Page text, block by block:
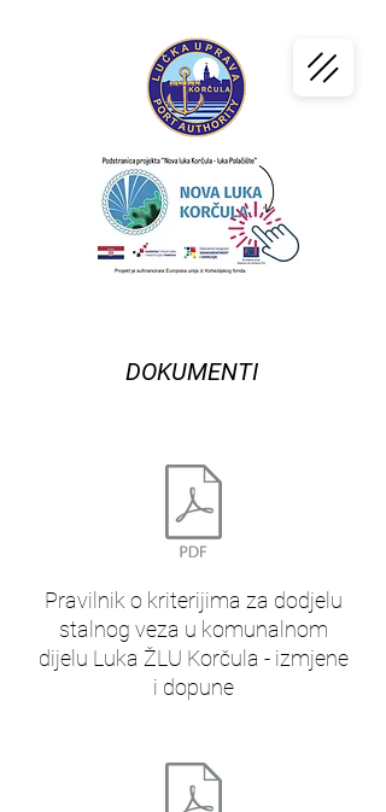
PORTKORČULA
DOKUMENTI
Pravilnik o kriterijima za dodjelu
stalnog veza u komunalnom
dijelu Luka ŽLU Korčula - izmjene
i dopune